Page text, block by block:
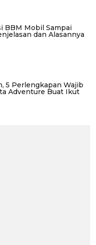
BBM Mobil Sampai
dan Alasannya
5 Perlengkapan Wajib
Adventure Buat Ikut